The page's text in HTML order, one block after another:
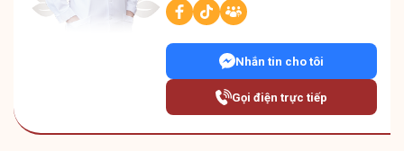
Nhắn tin cho tôi
Gọi điện trực tiếp